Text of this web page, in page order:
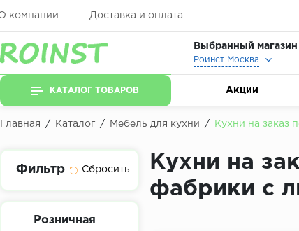
компании Доставка и оплата
Выбранный магазин
Роинст Москва
КАТАЛОГ ТОВАРОВ Акции
Главная / Каталог / Мебель для кухни / Кухни на заказ
Фильтр
Розничная
Кухни на
фабрики с